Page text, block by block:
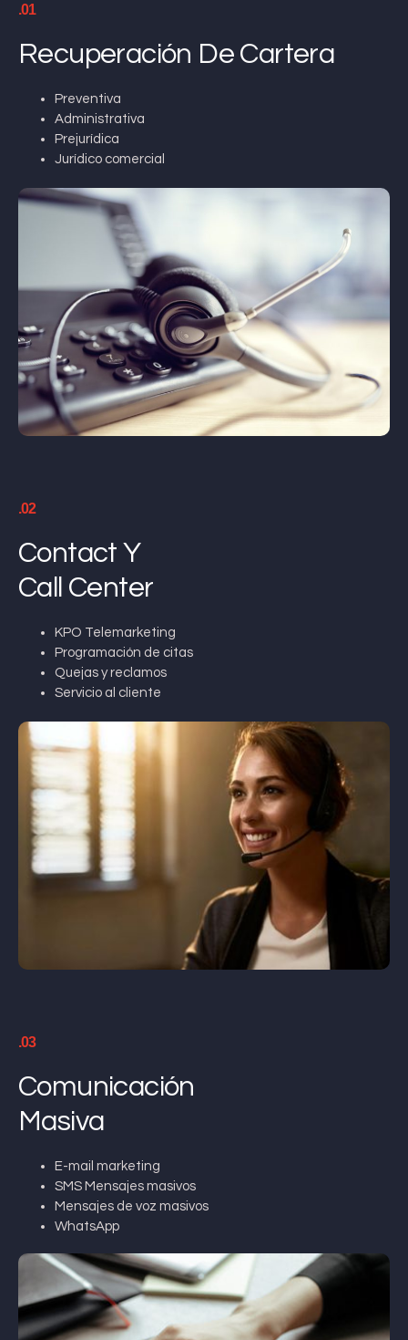
.01
Recuperación De Cartera
Preventiva
Administrativa
Prejurídica
Jurídico comercial
.02
Contact Y
Call Center
KPO Telemarketing
Programación de citas
Quejas y reclamos
Servicio al cliente
.03
Comunicación
Masiva
E-mail marketing
SMS Mensajes masivos
Mensajes de voz masivos
WhatsApp